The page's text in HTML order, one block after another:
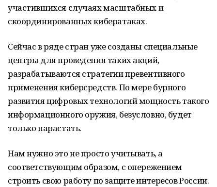
участившихся случаях масштабных и
скоординированных кибератаках.
Сейчас в ряде стран уже созданы специальные
центры для проведения таких акций,
разрабатываются стратегии превентивного
применения киберсредств. По мере бурного
развития цифровых технологий мощность такого
информационного оружия, безусловно, будет
только нарастать.
Нам нужно это не просто учитывать, а
соответствующим образом, с опережением
строить свою работу по защите интересов России.